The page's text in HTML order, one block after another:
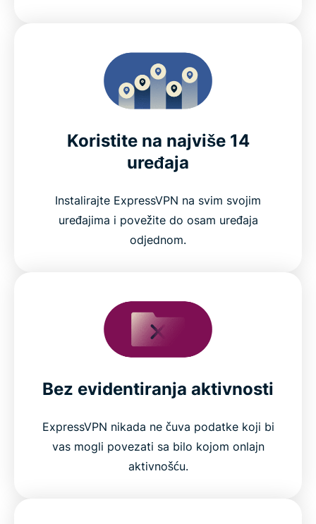
Koristite na najviše 14
uređaja
Instalirajte ExpressVPN na svim svojim
uređajima i povežite do osam uređaja
odjednom.
Bez evidentiranja aktivnosti
ExpressVPN nikada ne čuva podatke koji bi
vas mogli povezati sa bilo kojom onlajn
aktivnošću.